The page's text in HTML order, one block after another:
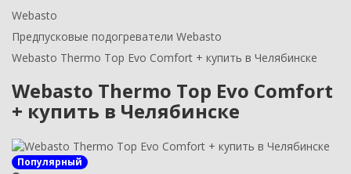
Webasto
Предпусковые подогреватели Webasto
Webasto Thermo Top Evo Comfort + купить в Челябинске
Webasto Thermo Top Evo Comfort
+ купить в Челябинске
Популярный